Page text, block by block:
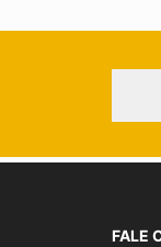
FALE